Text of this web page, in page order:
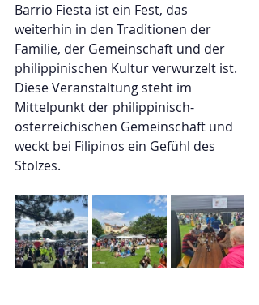
Barrio Fiesta ist ein Fest, das
weiterhin in den Traditionen der
Familie, der Gemeinschaft und der
philippinischen Kultur verwurzelt ist.
Diese Veranstaltung steht im
Mittelpunkt der philippinisch-
österreichischen Gemeinschaft und
weckt bei Filipinos ein Gefühl des
Stolzes.